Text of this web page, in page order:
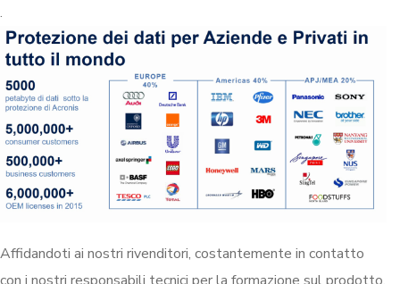
.
Affidandoti ai nostri rivenditori, costantemente in contatto